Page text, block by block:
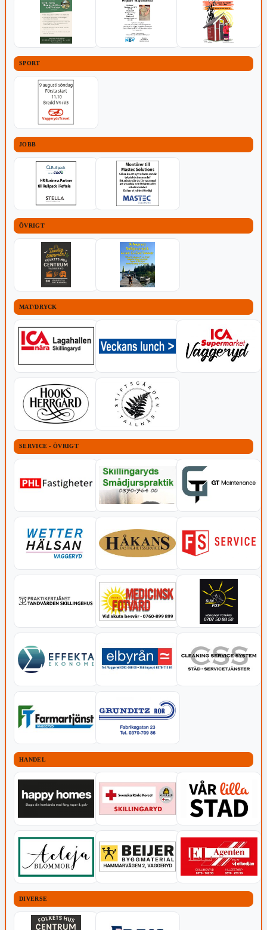
SPORT
JOBB
ÖVRIGT
MAT/DRYCK
SERVICE - ÖVRIGT
HANDEL
DIVERSE